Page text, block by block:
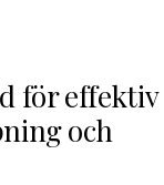
för effektiv
och